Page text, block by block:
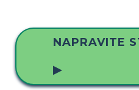
NAPRAVITE
▶